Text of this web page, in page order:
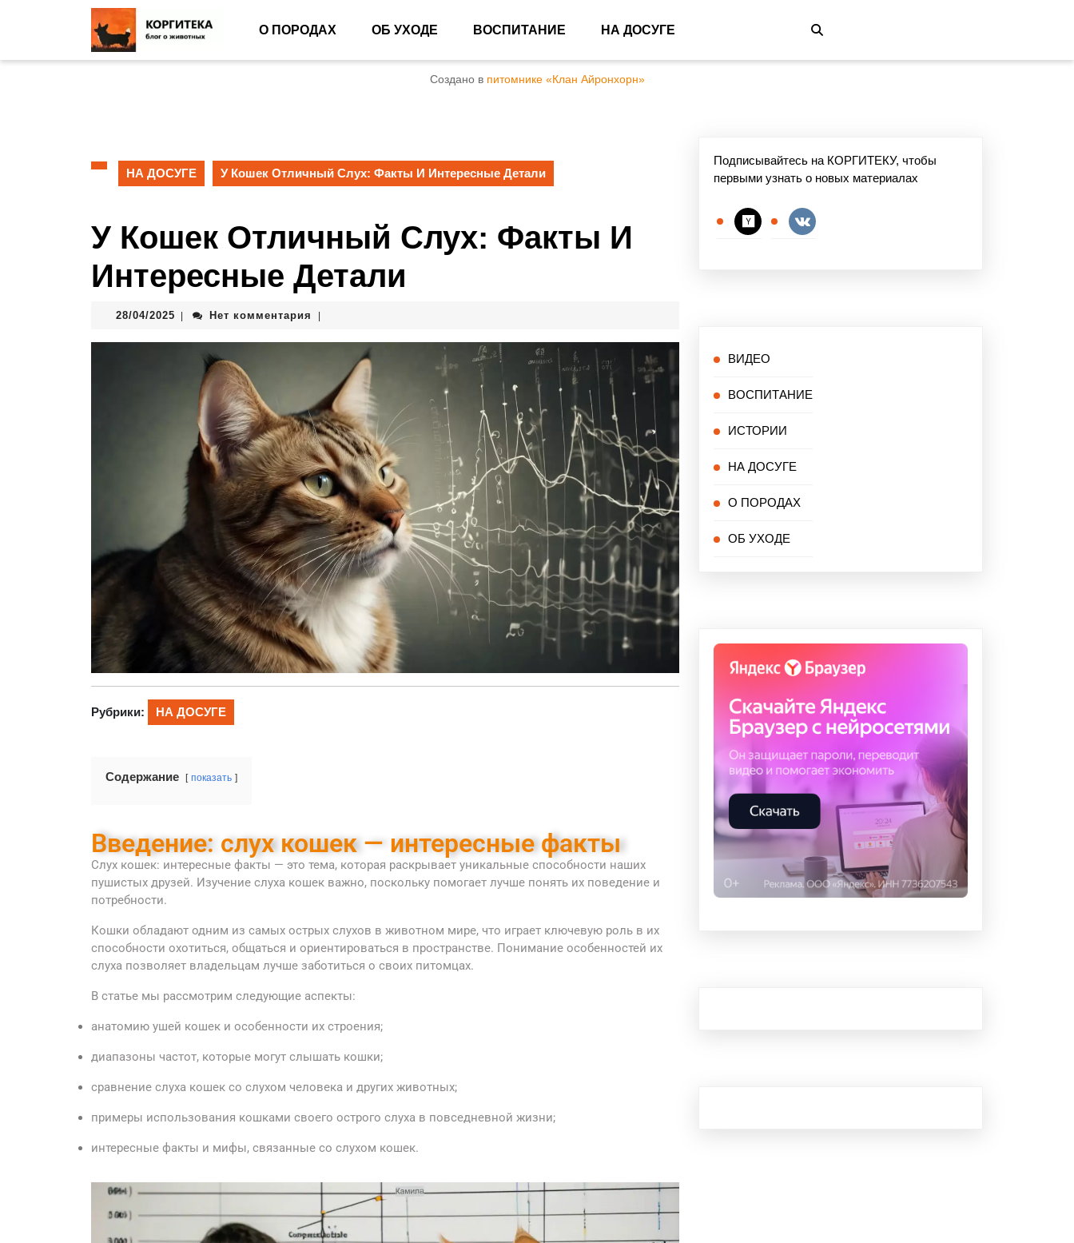
О ПОРОДАХ ОБ УХОДЕ ВОСПИТАНИЕ НА ДОСУГЕ
Создано в питомнике «Клан Айронхорн»
НА ДОСУГЕ У Кошек Отличный Слух: Факты И Интересные Детали
У Кошек Отличный Слух: Факты И
Интересные Детали
28/04/2025 Нет комментария
Рубрики: НА ДОСУГЕ
Содержание показать
Введение: слух кошек — интересные факты
Слух кошек: интересные факты — это тема, которая раскрывает уникальные способности наших
пушистых друзей. Изучение слуха кошек важно, поскольку помогает лучше понять их поведение и
потребности.
Кошки обладают одним из самых острых слухов в животном мире, что играет ключевую роль в их
способности охотиться, общаться и ориентироваться в пространстве. Понимание особенностей их
слуха позволяет владельцам лучше заботиться о своих питомцах.
В статье мы рассмотрим следующие аспекты:
анатомию ушей кошек и особенности их строения;
диапазоны частот, которые могут слышать кошки;
сравнение слуха кошек со слухом человека и других животных;
примеры использования кошками своего острого слуха в повседневной жизни;
интересные факты и мифы, связанные со слухом кошек.
Подписывайтесь на КОРГИТЕКУ, чтобы
первыми узнать о новых материалах
ВИДЕО
ВОСПИТАНИЕ
ИСТОРИИ
НА ДОСУГЕ
О ПОРОДАХ
ОБ УХОДЕ